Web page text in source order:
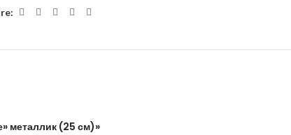
металлик (25 см)»